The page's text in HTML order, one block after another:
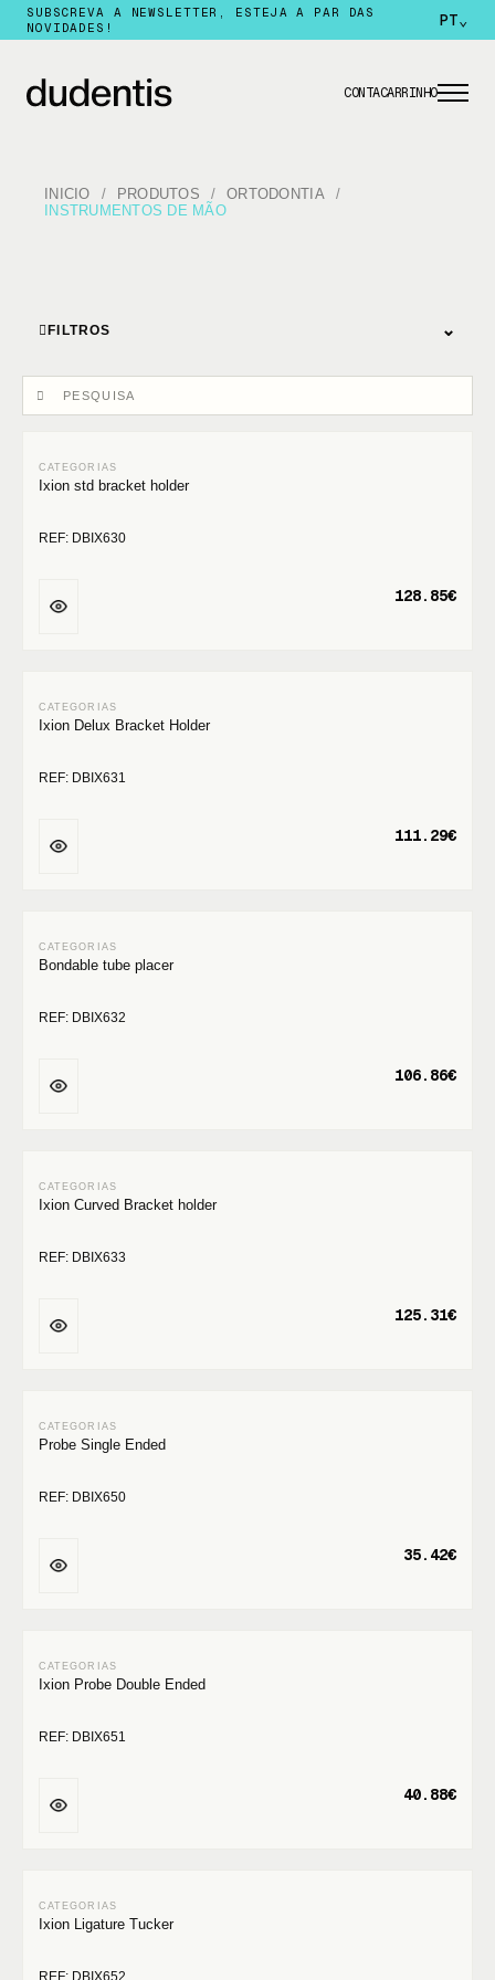
SUBSCREVA A NEWSLETTER, ESTEJA A PAR DAS
NOVIDADES!
PT⌄
CONTACARRINHO
INICIO PRODUTOS
ORTODONTIA
INSTRUMENTOS DE MÃO
FILTROS ⌄
Ixion std bracket holder
REF: DBIX630
128.85€
Ixion Delux Bracket Holder
REF: DBIX631
111.29€
Bondable tube placer
REF: DBIX632
106.86€
Ixion Curved Bracket holder
REF: DBIX633
125.31€
Probe Single Ended
REF: DBIX650
35.42€
Ixion Probe Double Ended
REF: DBIX651
40.88€
Ixion Ligature Tucker
REF: DBIX652